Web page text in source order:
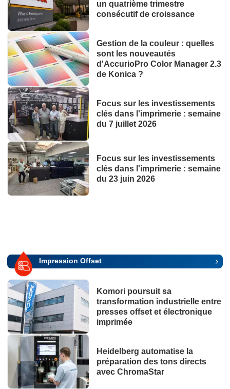
un quatrième trimestre
consécutif de croissance
Gestion de la couleur : quelles
sont les nouveautés
d'AccurioPro Color Manager 2.3
de Konica ?
Focus sur les investissements
clés dans l'imprimerie : semaine
du 7 juillet 2026
Focus sur les investissements
clés dans l'imprimerie : semaine
du 23 juin 2026
Impression Offset
Komori poursuit sa
transformation industrielle entre
presses offset et électronique
imprimée
Heidelberg automatise la
préparation des tons directs
avec ChromaStar